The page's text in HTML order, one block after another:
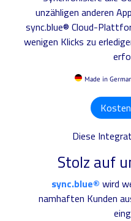
unzähligen anderen
sync.blue® Cloud-
wenigen Klicks zu
Made in
Diese
Stolz auf
sync.blue® wird
namhaften Kunden